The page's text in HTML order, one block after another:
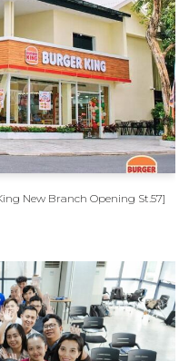
New Branch Opening St.57]